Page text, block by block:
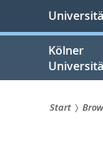
springen
Kölner
Start